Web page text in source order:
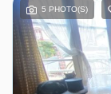
5 PHOTO(S)